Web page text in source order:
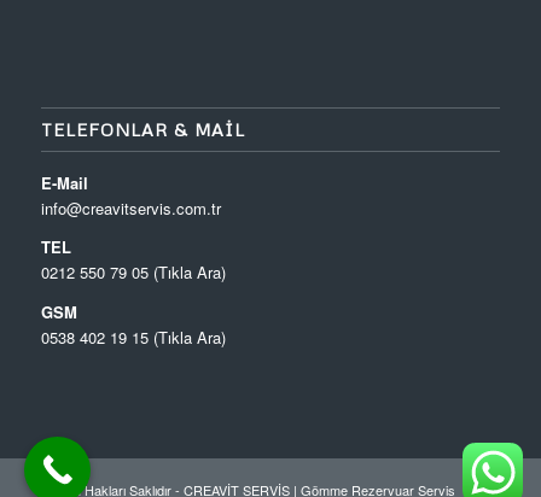
TELEFONLAR & MAIL
E-Mail
info@creavitservis.com.tr
TEL
0212 550 79 05 (Tıkla Ara)
GSM
0538 402 19 15 (Tıkla Ara)
© Tüm Hakları Saklıdır - CREAVİT SERVİS | Gömme Rezervuar Servis